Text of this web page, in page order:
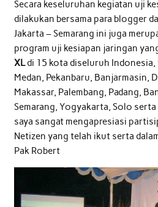
Secara keseluruhan kegiatan uji
dilakukan bersama para blogger
Jakarta – Semarang ini juga
program uji kesiapan jaringan
XLdi 15 kota diseluruh Indonesia,
Medan, Pekanbaru, Banjarmasin,
Makassar, Palembang, Padang,
Semarang, Yogyakarta, Solo serta
saya sangat mengapresiasi
Netizen yang telah ikut serta
Pak Robert